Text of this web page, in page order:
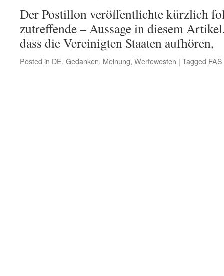
Der Postillon veröffentlichte kürzlich
zutreffende – Aussage in diesem
dass die Vereinigten Staaten aufhören,
Posted in DE, Gedanken, Meinung, Wertewesten | Tagged FAS